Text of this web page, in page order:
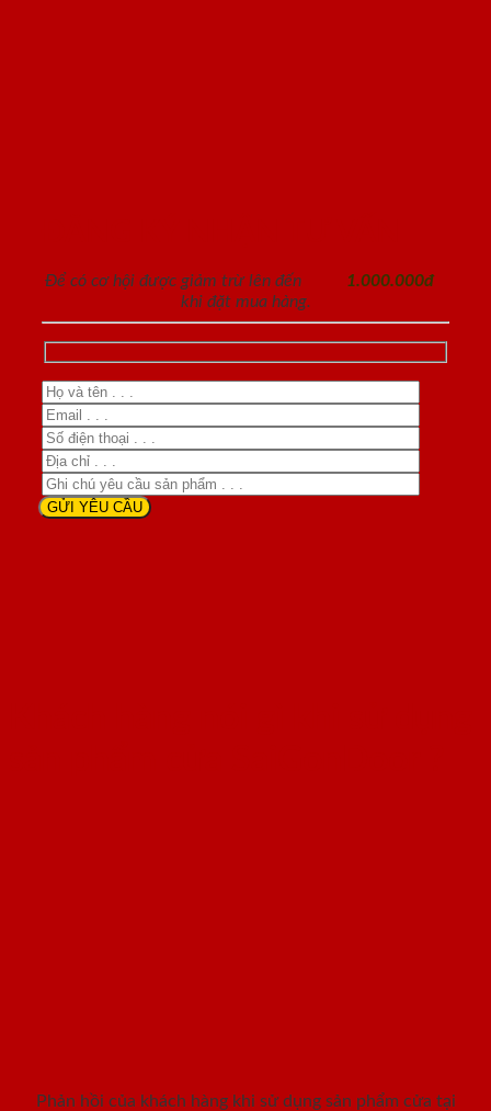
Để có cơ hội được giảm trừ lên đến
1.000.000đ
khi đặt mua hàng.
Phản hồi của khách hàng khi sử dụng sản phẩm cửa tại